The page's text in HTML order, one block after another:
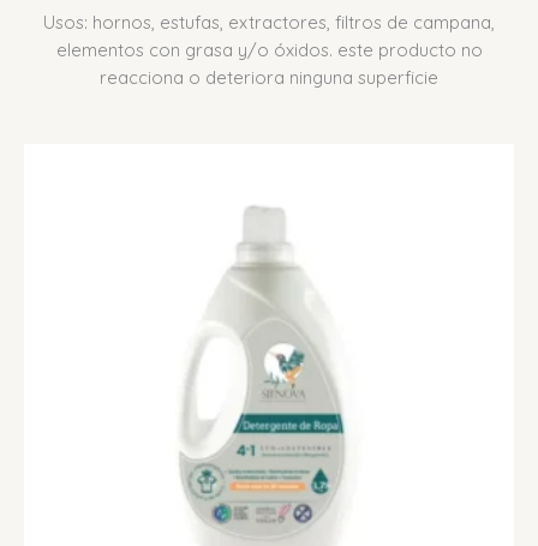
Usos: hornos, estufas, extractores, filtros de campana,
elementos con grasa y/o óxidos. este producto no
reacciona o deteriora ninguna superficie